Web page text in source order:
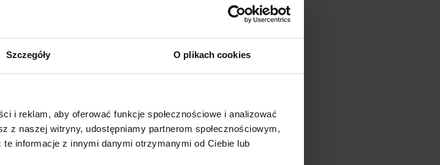
Szczegóły O plikach cookies
i reklam, aby oferować funkcje społecznościowe i analizować
z naszej witryny, udostępniamy partnerom społecznościowym,
informacje z innymi danymi otrzymanymi od Ciebie lub
0%
1%
klientów